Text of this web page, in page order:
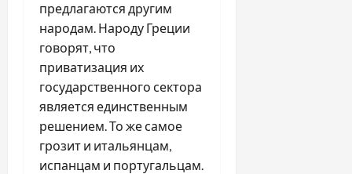
предлагаются другим
народам. Народу Греции
говорят, что
приватизация их
государственного сектора
является единственным
решением. То же самое
грозит и итальянцам,
испанцам и португальцам.